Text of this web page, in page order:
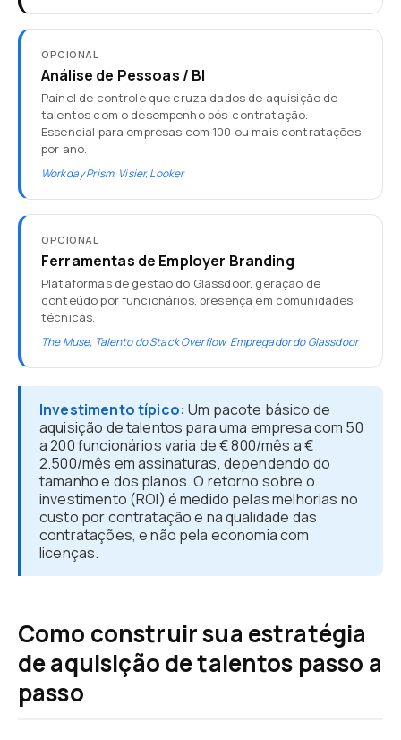
OPCIONAL
Análise de Pessoas / BI
Painel de controle que cruza dados de aquisição de
talentos com o desempenho pós-contratação.
Essencial para empresas com 100 ou mais contratações
por ano.
Workday Prism, Visier, Looker
OPCIONAL
Ferramentas de Employer Branding
Plataformas de gestão do Glassdoor, geração de
conteúdo por funcionários, presença em comunidades
técnicas.
The Muse, Talento do Stack Overflow, Empregador do Glassdoor
Investimento típico: Um pacote básico de
aquisição de talentos para uma empresa com 50
a 200 funcionários varia de € 800/mês a €
2.500/mês em assinaturas, dependendo do
tamanho e dos planos. O retorno sobre o
investimento (ROI) é medido pelas melhorias no
custo por contratação e na qualidade das
contratações, e não pela economia com
licenças.
Como construir sua estratégia
de aquisição de talentos passo a
passo